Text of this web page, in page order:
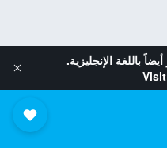
باللغة الإنجليزية.